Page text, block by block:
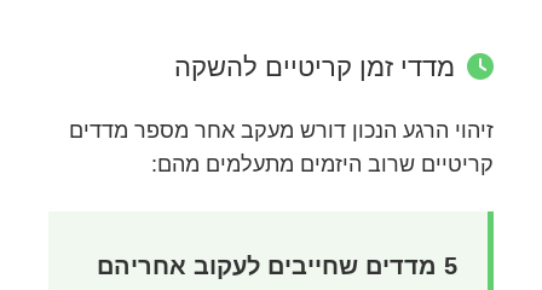
מדדי זמן קריטיים להשקה
זיהוי הרגע הנכון דורש מעקב אחר מספר מדדים
קריטיים שרוב היזמים מתעלמים מהם:
5 מדדים שחייבים לעקוב אחריהם